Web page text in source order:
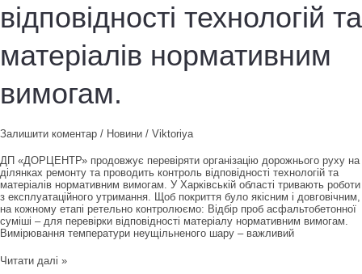
відповідності технологій та
матеріалів нормативним
вимогам.
Залишити коментар / Новини / Viktoriya
ДП «ДОРЦЕНТР» продовжує перевіряти організацію дорожнього руху на
ділянках ремонту та проводить контроль відповідності технологій та
матеріалів нормативним вимогам. У Харківській області тривають роботи
з експлуатаційного утримання. Щоб покриття було якісним і довговічним,
на кожному етапі ретельно контролюємо: Відбір проб асфальтобетонної
суміші – для перевірки відповідності матеріалу нормативним вимогам.
Вимірювання температури неущільненого шару – важливий
ДП
Читати далі »